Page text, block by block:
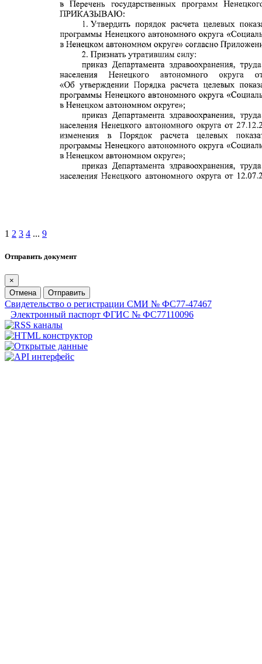
1 2 3 4 ... 9
Отправить документ
×
Отмена
Отправить
Свидетельство о регистрации СМИ № ФС77-47467
Электронный паспорт ФГИС № ФС77110096